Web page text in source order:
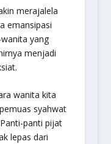
merajalela
emansipasi
yang
menjadi
wanita kita
syahwat
panti pijat
lepas dari